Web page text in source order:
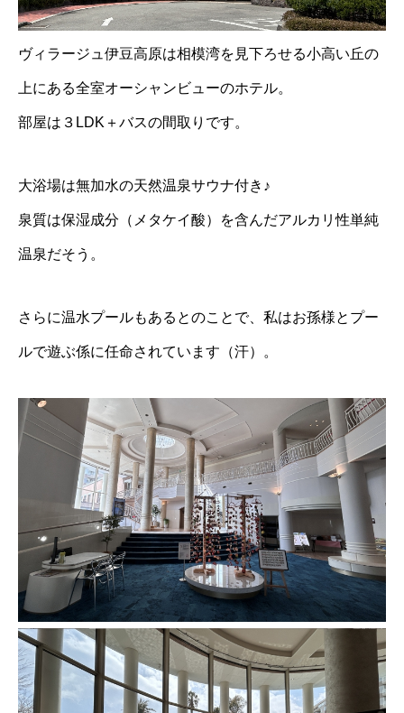
ヴィラージュ伊豆高原は相模湾を見下ろせる小高い丘の
上にある全室オーシャンビューのホテル。
部屋は３LDK＋バスの間取りです。
大浴場は無加水の天然温泉サウナ付き♪
泉質は保湿成分（メタケイ酸）を含んだアルカリ性単純
温泉だそう。
さらに温水プールもあるとのことで、私はお孫様とプー
ルで遊ぶ係に任命されています（汗）。